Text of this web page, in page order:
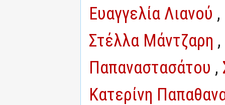
Ευαγγελία Λιανού ,
Στέλλα Μάντζαρη ,
Παπαναστασάτου ,
Κατερίνη